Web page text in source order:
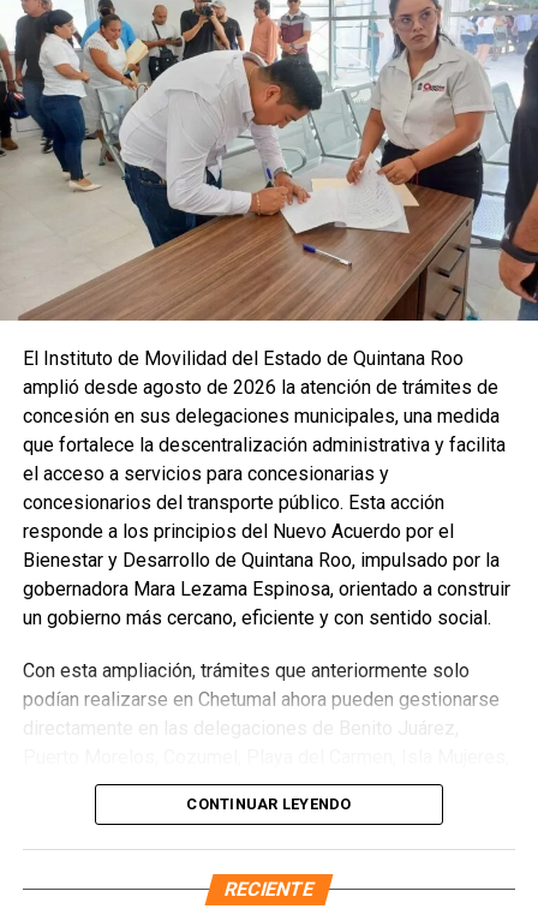
Las condiciones de calor extremo continuarán durante los
próximos días, por lo que se recomienda a la población
tomar precauciones, mantenerse informada y atender
cualquier aviso preventivo. El ambiente húmedo y las altas
temperaturas seguirán siendo protagonistas en la región,
reforzando la importancia de medidas de autocuidado para
evitar golpes de calor.
Fuente: 5to Poder Agencia de Noticias
Recibe las noticias al instante
Únete al canal oficial de WhatsApp de
Quinto Podery recibe las noticias más
importantes de Quintana Roo directamente
en tu teléfono.
Unirme al canal de WhatsApp
El Instituto de Movilidad del Estado de Quintana Roo
amplió desde agosto de 2026 la atención de trámites de
concesión en sus delegaciones municipales, una medida
que fortalece la descentralización administrativa y facilita
el acceso a servicios para concesionarias y
concesionarios del transporte público. Esta acción
responde a los principios del Nuevo Acuerdo por el
Bienestar y Desarrollo de Quintana Roo, impulsado por la
gobernadora Mara Lezama Espinosa, orientado a construir
un gobierno más cercano, eficiente y con sentido social.
Con esta ampliación, trámites que anteriormente solo
podían realizarse en Chetumal ahora pueden gestionarse
directamente en las delegaciones de Benito Juárez,
Tulum y Felipe Carrillo Puerto, así como en las
subdelegaciones de Lázaro Cárdenas y José María
Morelos, siempre que la concesión corresponda a la
jurisdicción de cada oficina. Entre los procedimientos
disponibles se encuentranCesión de derechos
CONTINUAR LEYENDO
RECIENTE